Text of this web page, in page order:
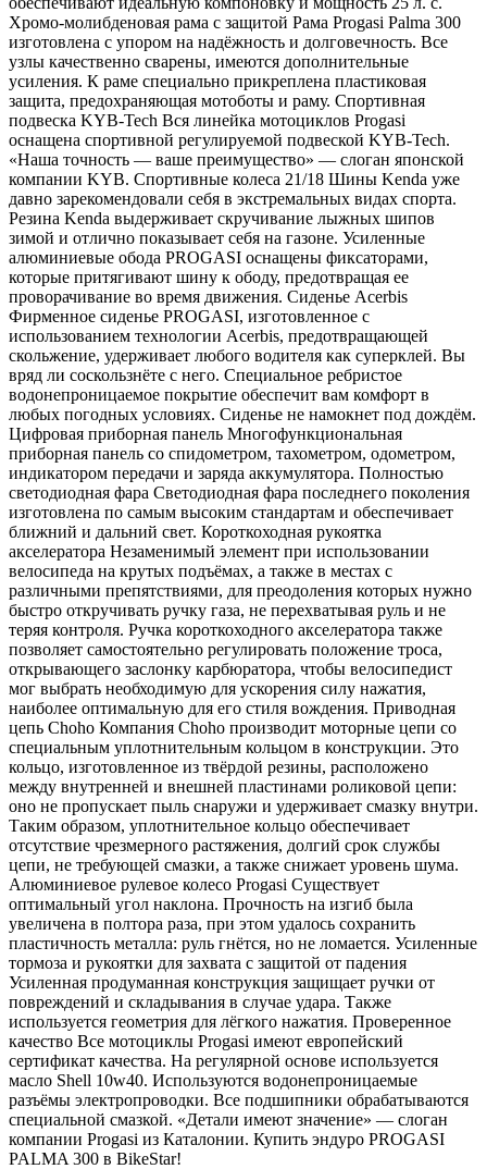
Хромо-молибденовая рама с защитой Рама Progasi Palma 300
изготовлена с упором на надёжность и долговечность. Все
узлы качественно сварены, имеются дополнительные
усиления. К раме специально прикреплена пластиковая
защита, предохраняющая мотоботы и раму. Спортивная
подвеска KYB-Tech Вся линейка мотоциклов Progasi
оснащена спортивной регулируемой подвеской KYB-Tech.
«Наша точность — ваше преимущество» — слоган японской
компании KYB. Спортивные колеса 21/18 Шины Kenda уже
давно зарекомендовали себя в экстремальных видах спорта.
Резина Kenda выдерживает скручивание лыжных шипов
зимой и отлично показывает себя на газоне. Усиленные
алюминиевые обода PROGASI оснащены фиксаторами,
которые притягивают шину к ободу, предотвращая ее
проворачивание во время движения. Сиденье Acerbis
Фирменное сиденье PROGASI, изготовленное с
использованием технологии Acerbis, предотвращающей
скольжение, удерживает любого водителя как суперклей. Вы
вряд ли соскользнёте с него. Специальное ребристое
водонепроницаемое покрытие обеспечит вам комфорт в
любых погодных условиях. Сиденье не намокнет под дождём.
Цифровая приборная панель Многофункциональная
приборная панель со спидометром, тахометром, одометром,
индикатором передачи и заряда аккумулятора. Полностью
светодиодная фара Светодиодная фара последнего поколения
изготовлена по самым высоким стандартам и обеспечивает
ближний и дальний свет. Короткоходная рукоятка
акселератора Незаменимый элемент при использовании
велосипеда на крутых подъёмах, а также в местах с
различными препятствиями, для преодоления которых нужно
быстро откручивать ручку газа, не перехватывая руль и не
теряя контроля. Ручка короткоходного акселератора также
позволяет самостоятельно регулировать положение троса,
открывающего заслонку карбюратора, чтобы велосипедист
мог выбрать необходимую для ускорения силу нажатия,
наиболее оптимальную для его стиля вождения. Приводная
цепь Choho Компания Choho производит моторные цепи со
специальным уплотнительным кольцом в конструкции. Это
кольцо, изготовленное из твёрдой резины, расположено
между внутренней и внешней пластинами роликовой цепи:
оно не пропускает пыль снаружи и удерживает смазку внутри.
Таким образом, уплотнительное кольцо обеспечивает
отсутствие чрезмерного растяжения, долгий срок службы
цепи, не требующей смазки, а также снижает уровень шума.
Алюминиевое рулевое колесо Progasi Существует
оптимальный угол наклона. Прочность на изгиб была
увеличена в полтора раза, при этом удалось сохранить
пластичность металла: руль гнётся, но не ломается. Усиленные
тормоза и рукоятки для захвата с защитой от падения
Усиленная продуманная конструкция защищает ручки от
повреждений и складывания в случае удара. Также
используется геометрия для лёгкого нажатия. Проверенное
качество Все мотоциклы Progasi имеют европейский
сертификат качества. На регулярной основе используется
масло Shell 10w40. Используются водонепроницаемые
разъёмы электропроводки. Все подшипники обрабатываются
специальной смазкой. «Детали имеют значение» — слоган
компании Progasi из Каталонии. Купить эндуро PROGASI
PALMA 300 в BikeStar!